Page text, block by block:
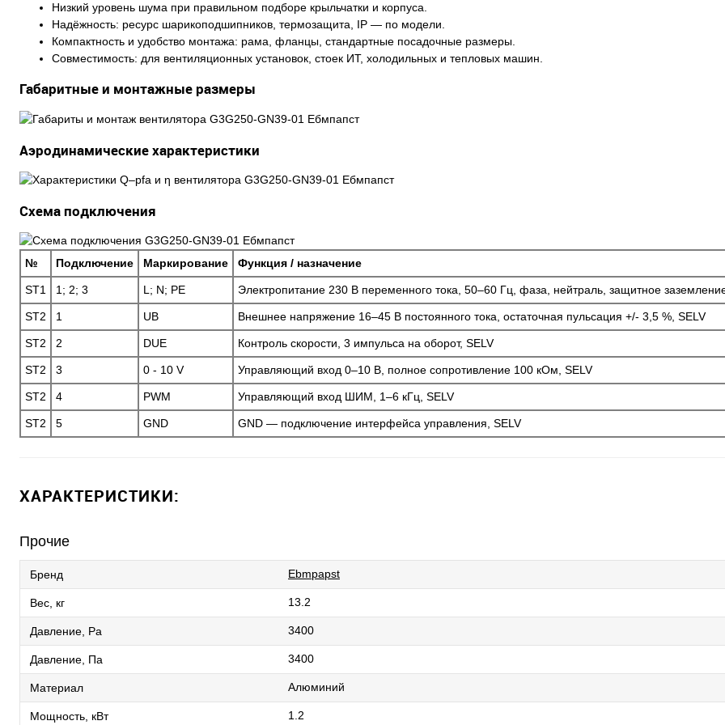
Низкий уровень шума при правильном подборе крыльчатки и корпуса.
Надёжность: ресурс шарикоподшипников, термозащита, IP — по модели.
Компактность и удобство монтажа: рама, фланцы, стандартные посадочные размеры.
Совместимость: для вентиляционных установок, стоек ИТ, холодильных и тепловых машин.
Габаритные и монтажные размеры
Аэродинамические характеристики
Схема подключения
№ Подключение Маркирование Функция / назначение
ST1 1; 2; 3 L; N; PE Электропитание 230 В переменного тока, 50–60 Гц, фаза, нейтраль, защитное
ST2 1 UB Внешнее напряжение 16–45 В постоянного тока, остаточная пульсация +/- 3,5 %, SELV
ST2 2 DUE Контроль скорости, 3 импульса на оборот, SELV
ST2 3 0 - 10 V Управляющий вход 0–10 В, полное сопротивление 100 кОм, SELV
ST2 4 PWM Управляющий вход ШИМ, 1–6 кГц, SELV
ST2 5 GND GND — подключение интерфейса управления, SELV
ХАРАКТЕРИСТИКИ:
Прочие
Бренд Ebmpapst
Вес, кг 13.2
Давление, Pa 3400
Давление, Па 3400
Материал Алюминий
Мощность, кВт 1.2